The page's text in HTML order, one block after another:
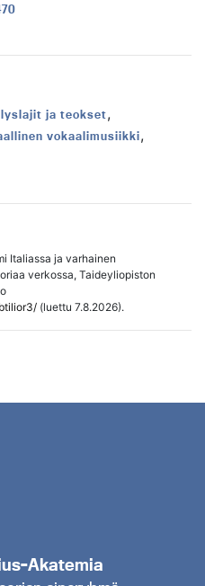
ja teokset,
vokaalimusiikki,
Italiassa ja varhainen
verkossa, Taideyliopiston
(luettu 7.8.2026).
Akatemia